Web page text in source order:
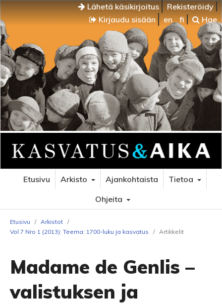
Lähetä käsikirjoitus
Rekisteröidy
Kirjaudu sisään
en fi Hae
Etusivu Arkisto Ajankohtaista
Tietoa
Ohjeita
Etusivu / Arkistot /
Vol 7 Nro 1 (2013): Teema: 1700-luku ja kasvatus
/ Artikkelit
Madame de Genlis –
valistuksen ja